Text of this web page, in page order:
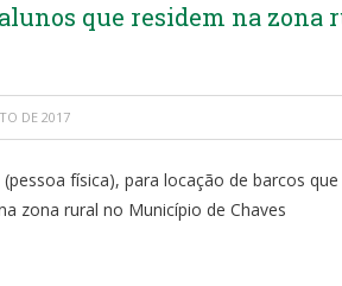
que residem na
DE 2017
física), para locação de barcos
zona rural no Município de Chaves